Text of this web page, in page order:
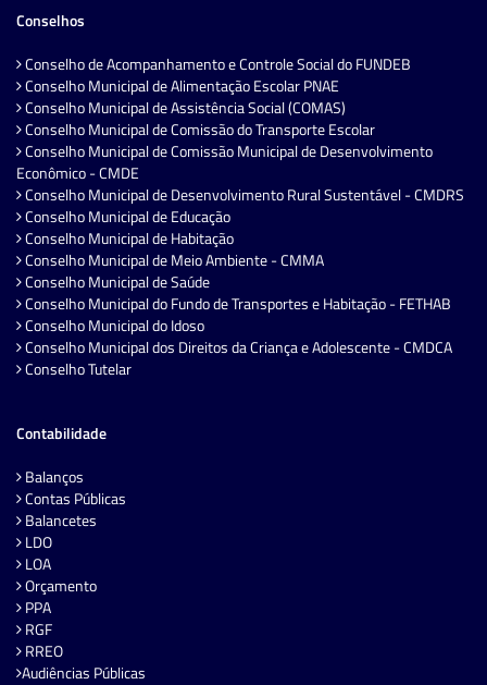
Conselhos
Conselho de Acompanhamento e Controle Social do FUNDEB
Conselho Municipal de Alimentação Escolar PNAE
Conselho Municipal de Assistência Social (COMAS)
Conselho Municipal de Comissão do Transporte Escolar
Conselho Municipal de Comissão Municipal de Desenvolvimento
Econômico - CMDE
Conselho Municipal de Desenvolvimento Rural Sustentável - CMDRS
Conselho Municipal de Educação
Conselho Municipal de Habitação
Conselho Municipal de Meio Ambiente - CMMA
Conselho Municipal de Saúde
Conselho Municipal do Fundo de Transportes e Habitação - FETHAB
Conselho Municipal do Idoso
Conselho Municipal dos Direitos da Criança e Adolescente - CMDCA
Conselho Tutelar
Contabilidade
Balanços
Contas Públicas
Balancetes
LDO
LOA
Orçamento
PPA
RGF
RREO
Audiências Públicas